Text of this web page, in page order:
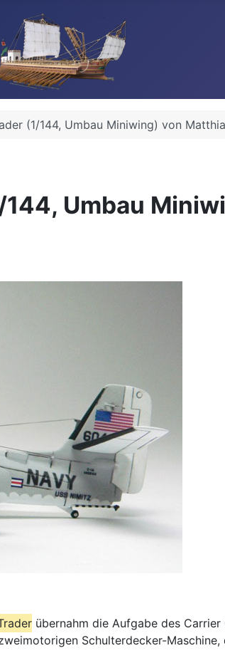
(1/144, Umbau Miniwing) von
144, Umbau
übernahm die Aufgabe des
Schulterdecker-Maschine,